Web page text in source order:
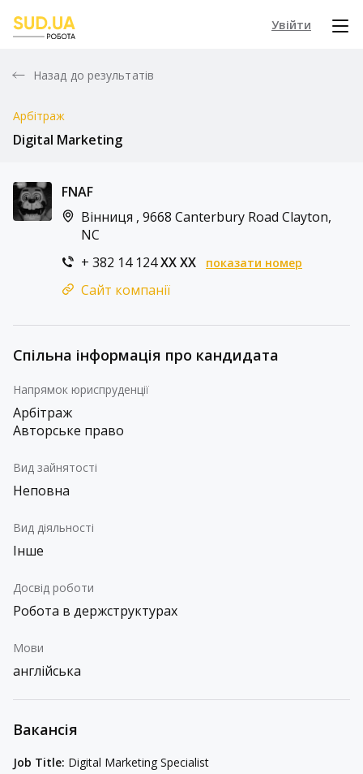
Увійти
Назад до результатів
Арбітраж
Digital Marketing
FNAF
Вінниця , 9668 Canterbury Road Clayton,
NC
+ 382 14 124XX XX показати номер
Сайт компанії
Спільна інформація про кандидата
Напрямок юриспруденції
Арбітраж
Авторське право
Вид зайнятості
Неповна
Вид діяльності
Інше
Досвід роботи
Робота в держструктурах
Мови
англійська
Вакансія
Job Title: Digital Marketing Specialist